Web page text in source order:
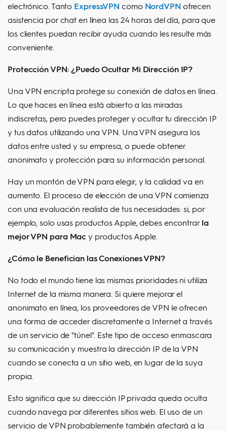
electrónico. Tanto ExpressVPN como NordVPN ofrecen
asistencia por chat en línea las 24 horas del día, para que
los clientes puedan recibir ayuda cuando les resulte más
conveniente.
Protección VPN: ¿Puedo Ocultar Mi Dirección IP?
Una VPN encripta protege su conexión de datos en línea.
Lo que haces en línea está abierto a las miradas
indiscretas, pero puedes proteger y ocultar tu dirección IP
y tus datos utilizando una VPN. Una VPN asegura los
datos entre usted y su empresa, o puede obtener
anonimato y protección para su información personal.
Hay un montón de VPN para elegir, y la calidad va en
aumento. El proceso de elección de una VPN comienza
con una evaluación realista de tus necesidades: si, por
ejemplo, solo usas productos Apple, debes encontrarla
mejor VPN para Mac y productos Apple.
¿Cómo le Benefician las Conexiones VPN?
No todo el mundo tiene las mismas prioridades ni utiliza
Internet de la misma manera. Si quiere mejorar el
anonimato en línea, los proveedores de VPN le ofrecen
una forma de acceder discretamente a Internet a través
de un servicio de "túnel". Este tipo de acceso enmascara
su comunicación y muestra la dirección IP de la VPN
cuando se conecta a un sitio web, en lugar de la suya
propia.
Esto significa que su dirección IP privada queda oculta
cuando navega por diferentes sitios web. El uso de un
servicio de VPN probablemente también afectará a la